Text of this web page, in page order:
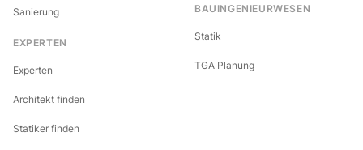
Sanierung
EXPERTEN
Experten
Architekt finden
Statiker finden
BAUINGENIEURWESEN
Statik
TGA Planung